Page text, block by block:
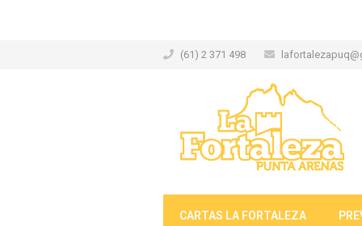
(61) 2 371 498
CARTAS LA FORTALEZA